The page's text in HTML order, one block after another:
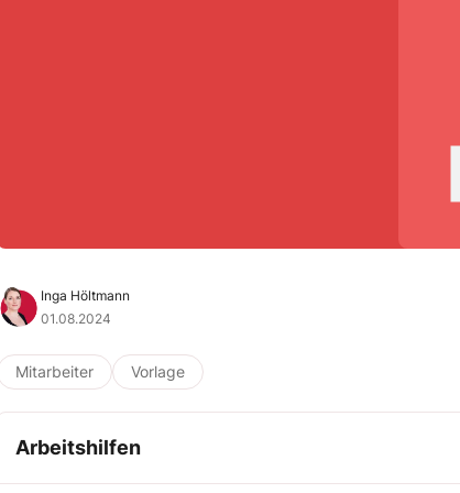
Inga Höltmann
01.08.2024
Mitarbeiter Vorlage
Arbeitshilfen